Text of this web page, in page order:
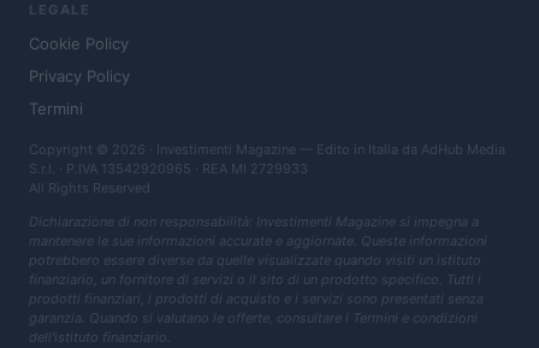
LEGALE
Cookie Policy
Privacy Policy
Termini
Copyright © 2026 · Investimenti Magazine — Edito in Italia da AdHub Media
S.r.l. · P.IVA 13542920965 · REA MI 2729933
All Rights Reserved
Dichiarazione di non responsabilità: Investimenti Magazine si impegna a
mantenere le sue informazioni accurate e aggiornate. Queste informazioni
potrebbero essere diverse da quelle visualizzate quando visiti un istituto
finanziario, un fornitore di servizi o il sito di un prodotto specifico. Tutti i
prodotti finanziari, i prodotti di acquisto e i servizi sono presentati senza
garanzia. Quando si valutano le offerte, consultare i Termini e condizioni
dell'istituto finanziario.